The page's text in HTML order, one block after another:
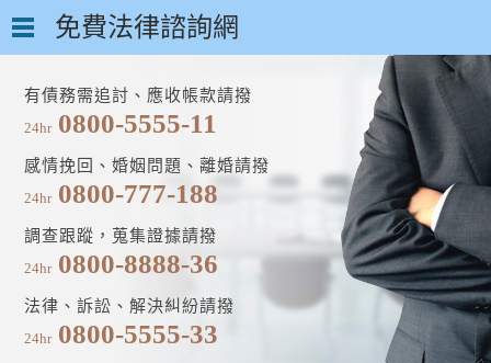
免費法律諮詢網
有債務需追討、應收帳款請撥
24hr 0800-5555-11
感情挽回、婚姻問題、離婚請撥
24hr 0800-777-188
調查跟蹤，蒐集證據請撥
24hr 0800-8888-36
法律、訴訟、解決糾紛請撥
24hr 0800-5555-33